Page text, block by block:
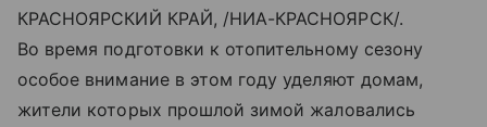
КРАСНОЯРСКИЙ КРАЙ, /НИА-КРАСНОЯРСК/.
Во время подготовки к отопительному сезону
особое внимание в этом году уделяют домам,
жители которых прошлой зимой жаловались